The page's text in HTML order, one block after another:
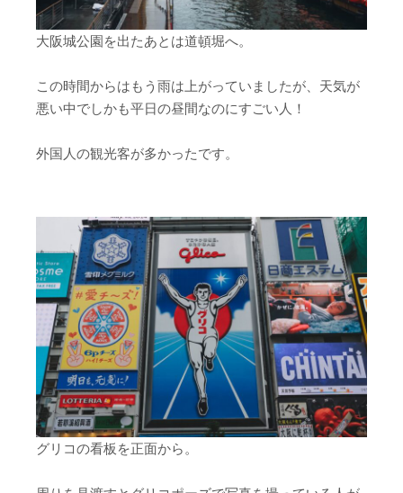
大阪城公園を出たあとは道頓堀へ。
この時間からはもう雨は上がっていましたが、天気が
悪い中でしかも平日の昼間なのにすごい人！
外国人の観光客が多かったです。
グリコの看板を正面から。